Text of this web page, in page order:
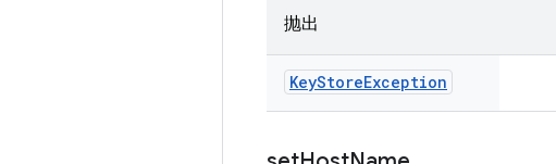
抛出
KeyStoreException